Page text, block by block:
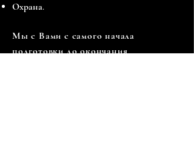
Охрана.
Мы с Вами с самого начала
подготовки до окончания